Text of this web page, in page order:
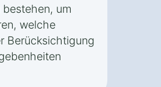
um
welche
Berücksichtigung